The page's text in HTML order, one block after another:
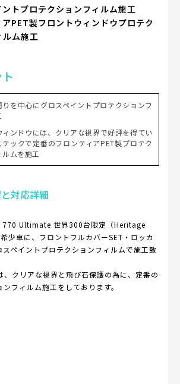
トプロテクションフィルム施工
アPET製フロントウィンドウプロテク
ム施工
りを中心にグロスペイントプロテクションフ
ィンドウには、クリアな視界で好評を得てい
テックで定番のフロンティアPET製プロテク
ムを施工
対応詳細
Ultimate 世界300台限定（Heritage
少車に、フロントフルカバーSET・ロッカ
スペイントプロテクションフィルムで施工致
、クリアな視界と飛び石保護の為に、定番の
フィルム施工をしております。